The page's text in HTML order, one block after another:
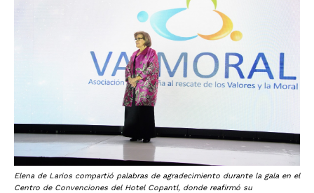
Elena de Larios compartió palabras de agradecimiento durante la gala en el
Centro de Convenciones del Hotel Copantl, donde reafirmó su